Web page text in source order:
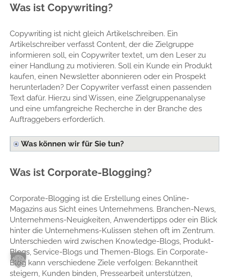
Was ist Copywriting?
Copywriting ist nicht gleich Artikelschreiben. Ein
Artikelschreiber verfasst Content, der die Zielgruppe
informieren soll, ein Copywriter textet, um den Leser zu
einer Handlung zu motivieren. Soll ein Kunde ein Produkt
kaufen, einen Newsletter abonnieren oder ein Prospekt
herunterladen? Der Copywriter verfasst einen passenden
Text dafür. Hierzu sind Wissen, eine Zielgruppenanalyse
und eine umfangreiche Recherche in der Branche des
Auftraggebers erforderlich.
Was können wir für Sie tun?
Was ist Corporate-Blogging?
Corporate-Blogging ist die Erstellung eines Online-
Magazins aus Sicht eines Unternehmens. Branchen-News,
Unternehmens-Neuigkeiten, Anwendertipps oder ein Blick
hinter die Unternehmens-Kulissen stehen oft im Zentrum.
Unterschieden wird zwischen Knowledge-Blogs, Produkt-
Blogs, Service-Blogs und Themen-Blogs. Ein Corporate-
Blog kann verschiedene Ziele verfolgen: Bekanntheit
steigern, Kunden binden, Pressearbeit unterstützen,